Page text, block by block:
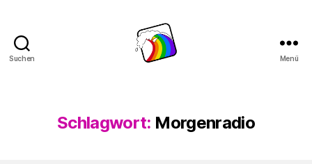
Suchen Menü
Schlagwort: Morgenradio